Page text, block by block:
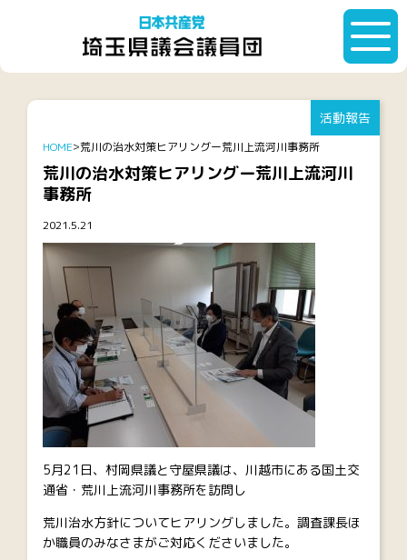
HOME 荒川の治水対策ヒアリングー荒川上流河川事務所
荒川の治水対策ヒアリングー荒川上流河川
事務所
2021.5.21
活動報告
5月21日、村岡県議と守屋県議は、川越市にある国土交
通省・荒川上流河川事務所を訪問し
荒川治水方針についてヒアリングしました。調査課長ほ
か職員のみなさまがご対応くださいました。